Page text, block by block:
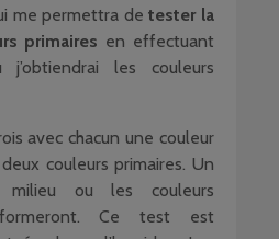
me permettra detester la
primaires en effectuant
les couleurs
avec chacun une couleur
couleurs primaires. Un
ou les couleurs
Ce test est